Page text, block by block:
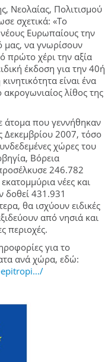
Νεολαίας, Πολιτισμού
σχετικά: «Το
νέους Ευρωπαίους την
μας, να γνωρίσουν
πρώτο χέρι την αξία
έκδοση για την 40ή
είναι ένα
λίθος της
άτομα που γεννήθηκαν
Δεκεμβρίου 2007, τόσο
χώρες του
Βόρεια
246.782
νέες και
δοθεί 431.931
θα ισχύουν ειδικές
από νησιά και
περιοχές.
για το
ανά χώρα, εδώ:
epitropi…/